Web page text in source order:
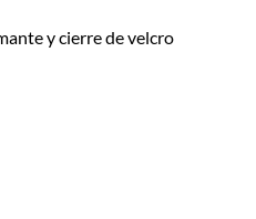
y cierre de velcro